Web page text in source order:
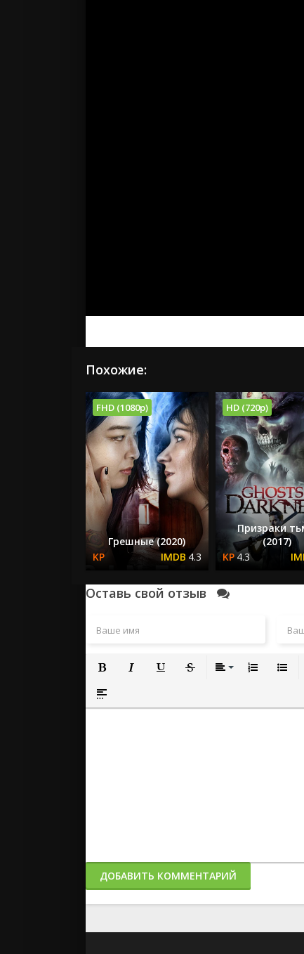
Похожие:
FHD (1080p)
Грешные (2020)
4.3
HD (720p)
Призраки
(2017)
4.3
Оставь свой отзыв
Вставка спойлера
ДОБАВИТЬ КОММЕНТАРИЙ